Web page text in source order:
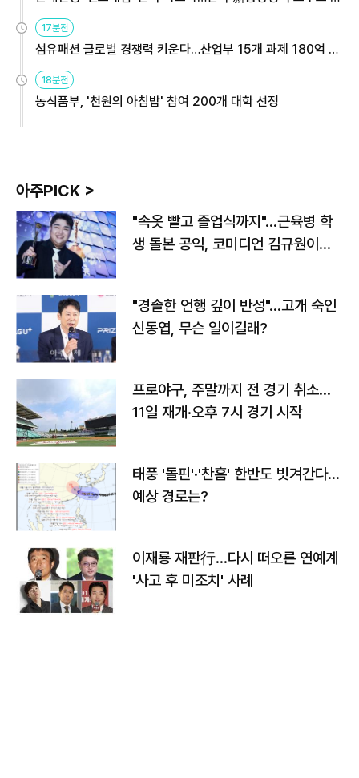
17분전
섬유패션 글로벌 경쟁력 키운다…산업부 15개 과제 180억 지
18분전
농식품부, '천원의 아침밥' 참여 200개 대학 선정
아주PICK >
"속옷 빨고 졸업식까지"…근육병 학
생 돌본 공익, 코미디언 김규원이었
"경솔한 언행 깊이 반성"…고개 숙인
신동엽, 무슨 일이길래?
프로야구, 주말까지 전 경기 취소…
11일 재개·오후 7시 경기 시작
태풍 '돌핀'·'찬홈' 한반도 빗겨간다…
예상 경로는?
이재룡 재판行…다시 떠오른 연예계
'사고 후 미조치' 사례